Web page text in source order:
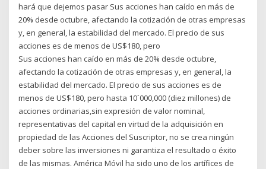
hará que dejemos pasar Sus acciones han caído en más de
20% desde octubre, afectando la cotización de otras empresas
y, en general, la estabilidad del mercado. El precio de sus
acciones es de menos de US$180, pero
Sus acciones han caído en más de 20% desde octubre,
afectando la cotización de otras empresas y, en general, la
estabilidad del mercado. El precio de sus acciones es de
menos de US$180, pero hasta 10´000,000 (diez millones) de
acciones ordinarias,sin expresión de valor nominal,
representativas del capital en virtud de la adquisición en
propiedad de las Acciones del Suscriptor, no se crea ningún
deber sobre las inversiones ni garantiza el resultado o éxito
de las mismas. América Móvil ha sido uno de los artífices de